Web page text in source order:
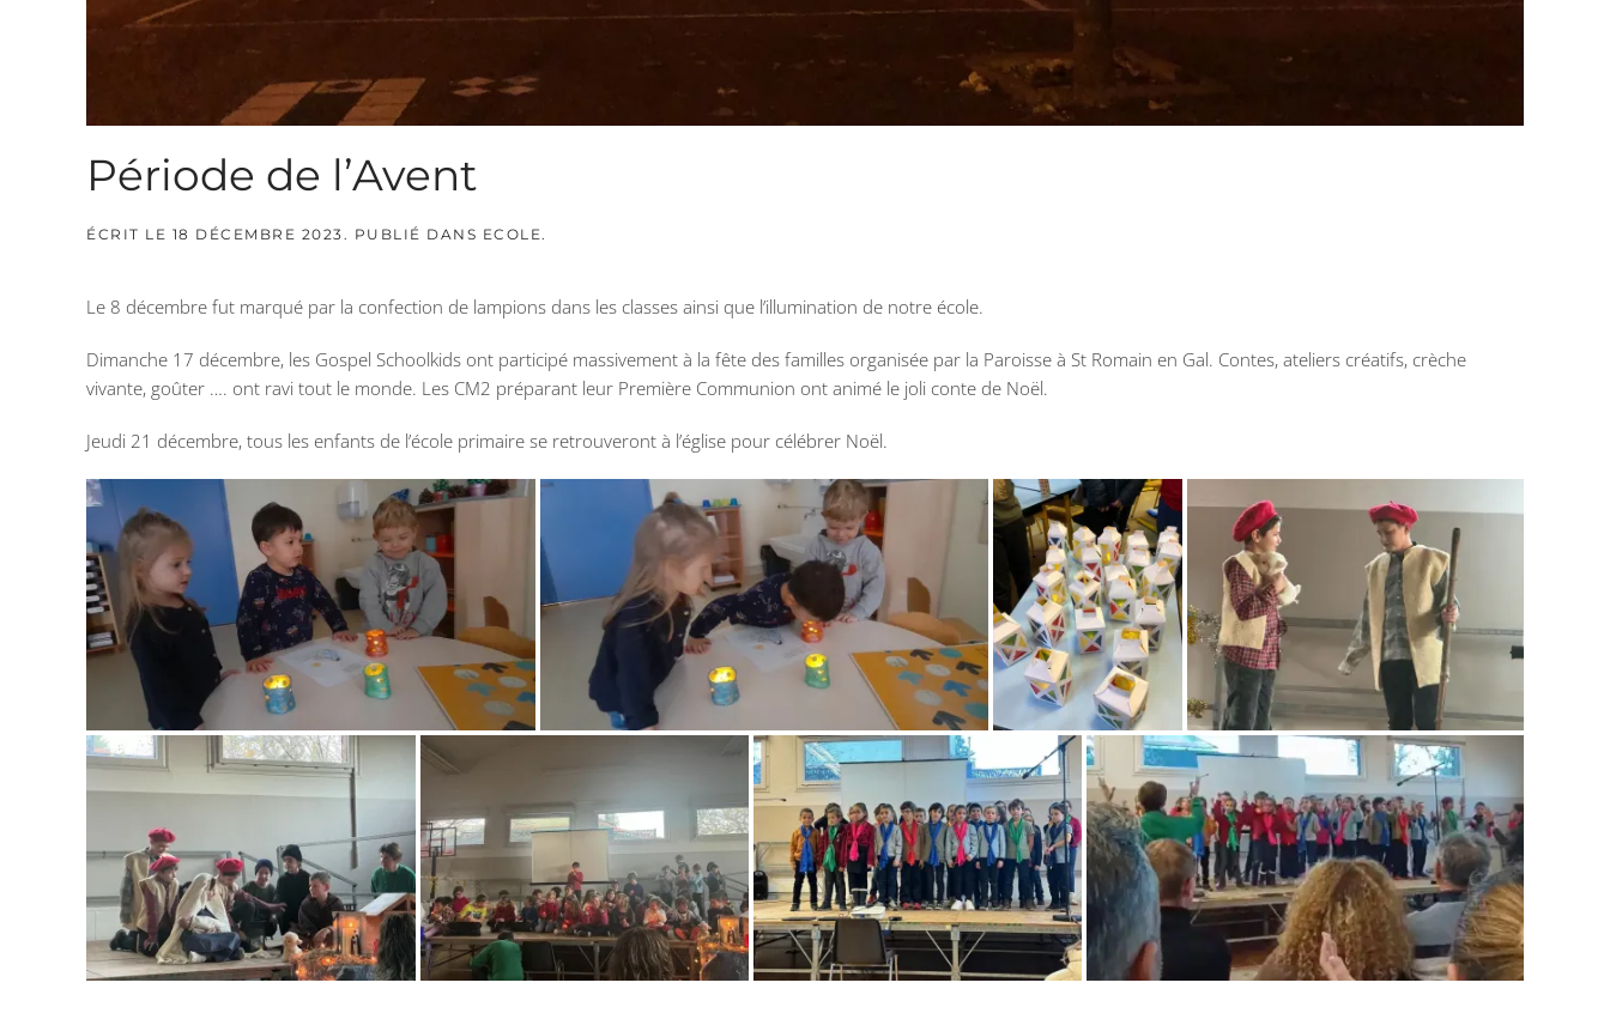
Période de l’Avent
ÉCRIT LE 18 DÉCEMBRE 2023. PUBLIÉ DANS ECOLE.
Le 8 décembre fut marqué par la confection de lampions dans les classes ainsi que l’illumination de notre école.
Dimanche 17 décembre, les Gospel Schoolkids ont participé massivement à la fête des familles organisée par la Paroisse à St Romain en Gal. Contes, ateliers créatifs, crèche
vivante, goûter …. ont ravi tout le monde. Les CM2 préparant leur Première Communion ont animé le joli conte de Noël.
Jeudi 21 décembre, tous les enfants de l’école primaire se retrouveront à l’église pour célébrer Noël.